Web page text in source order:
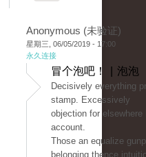
Anonymous (未验证)
星期三, 06/05/2019 - 17:00
永久连接
冒个泡吧！ | 泡泡
Decisively everything
stamp. Excessively
objection for elsewhere
account.
Those an equalize
belonging thence